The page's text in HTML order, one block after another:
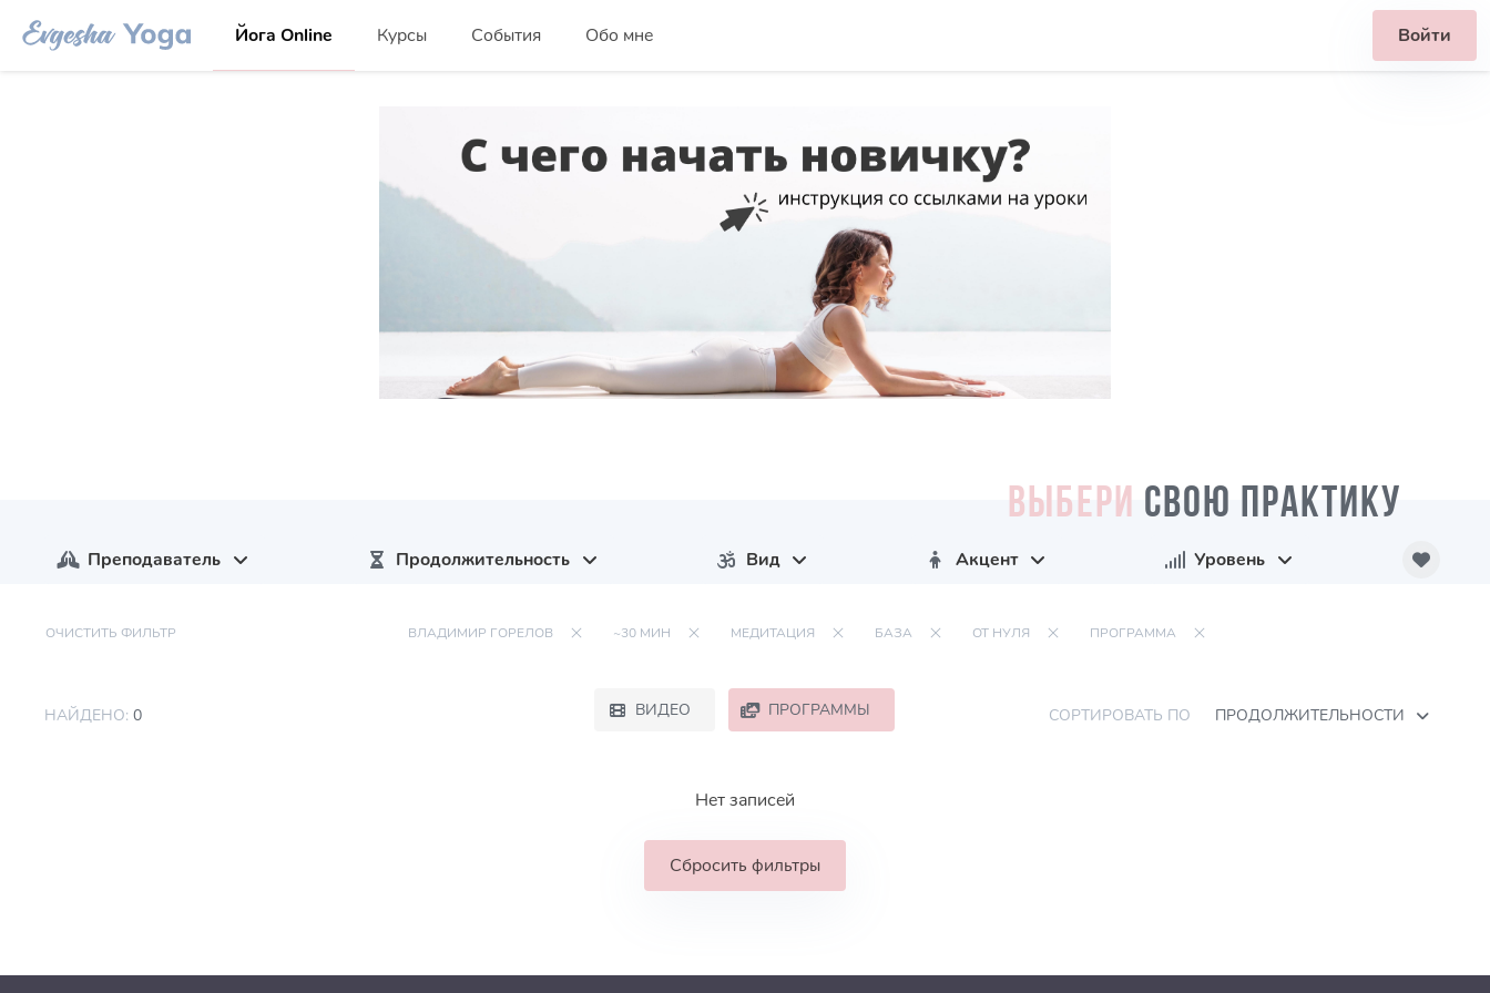
Йога Online Курсы События Обо мне Войти
ВЫБЕРИ СВОЮ ПРАКТИКУ
Преподаватель Продолжительность Вид Акцент Уровень
ОЧИСТИТЬ ФИЛЬТР ВЛАДИМИР ГОРЕЛОВ ~30 МИН МЕДИТАЦИЯ БАЗА ОТ НУЛЯ ПРОГРАММА
НАЙДЕНО: 0 ВИДЕО ПРОГРАММЫ СОРТИРОВАТЬ ПО ПРОДОЛЖИТЕЛЬНОСТИ
Нет записей
Сбросить фильтры